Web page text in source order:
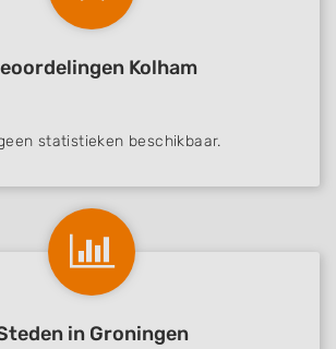
Kolham
statistieken beschikbaar.
in Groningen